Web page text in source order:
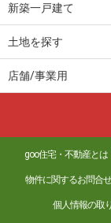
新築一戸建て
土地を探す
店舗/事業用
goo住宅・不動産とは
物件に関するお問合
個人情報の取